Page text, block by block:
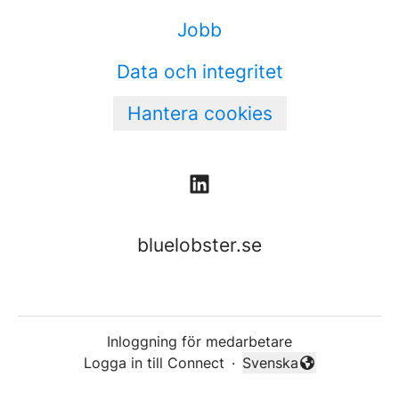
Jobb
Data och integritet
Hantera cookies
bluelobster.se
Inloggning för medarbetare
Logga in till Connect ·
Byt språk
Svenska